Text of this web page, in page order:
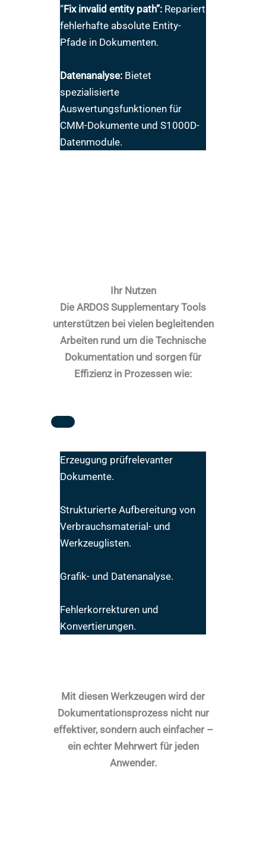
“Fix invalid entity path”: Repariert
fehlerhafte absolute Entity-
Pfade in Dokumenten.
Datenanalyse: Bietet
spezialisierte
Auswertungsfunktionen für
CMM-Dokumente und S1000D-
Datenmodule.
Ihr Nutzen
Die ARDOS Supplementary Tools
unterstützen bei vielen begleitenden
Arbeiten rund um die Technische
Dokumentation und sorgen für
Effizienz in Prozessen wie:
Erzeugung prüfrelevanter
Dokumente.
Strukturierte Aufbereitung von
Verbrauchsmaterial- und
Werkzeuglisten.
Grafik- und Datenanalyse.
Fehlerkorrekturen und
Konvertierungen.
Mit diesen Werkzeugen wird der
Dokumentationsprozess nicht nur
effektiver, sondern auch einfacher –
ein echter Mehrwert für jeden
Anwender.